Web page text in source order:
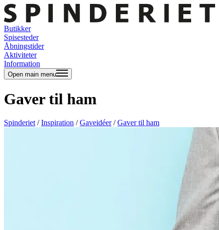
Butikker
Spisesteder
Åbningstider
Aktiviteter
Information
Open main menu
Gaver til ham
Spinderiet /Inspiration /Gaveidéer/Gaver til ham